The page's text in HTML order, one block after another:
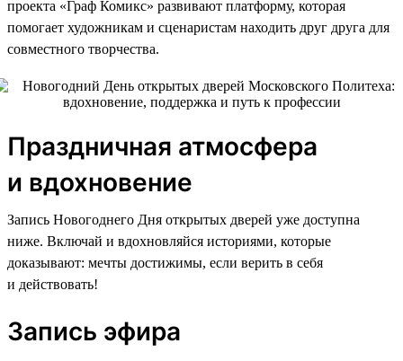
проекта «Граф Комикс» развивают платформу, которая
помогает художникам и сценаристам находить друг друга для
совместного творчества.
Праздничная атмосфера
и вдохновение
Запись Новогоднего Дня открытых дверей уже доступна
ниже. Включай и вдохновляйся историями, которые
доказывают: мечты достижимы, если верить в себя
и действовать!
Запись эфира